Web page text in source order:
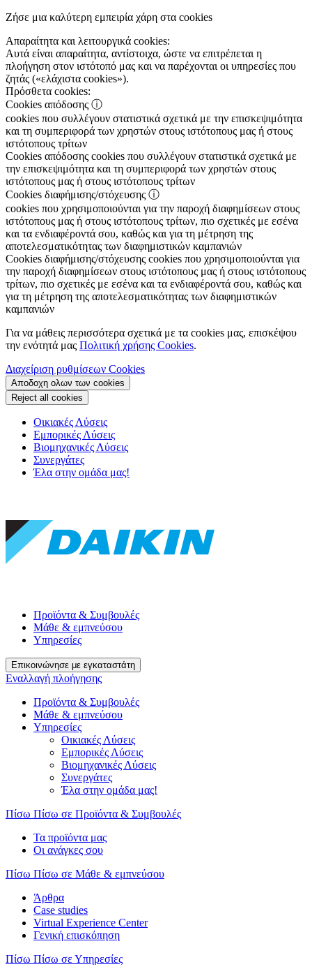
Ζήσε μια καλύτερη εμπειρία χάρη στα cookies
Απαραίτητα και λειτουργικά cookies:
Αυτά είναι απαραίτητα, αντίστοιχα, ώστε να επιτρέπεται η
πλοήγηση στον ιστότοπό μας και να παρέχονται οι υπηρεσίες που
ζητάς («ελάχιστα cookies»).
Πρόσθετα cookies:
Cookies απόδοσης ⓘ
cookies που συλλέγουν στατιστικά σχετικά με την επισκεψιμότητα
και τη συμπεριφορά των χρηστών στους ιστότοπους μας ή στους
ιστότοπους τρίτων
Cookies απόδοσης cookies που συλλέγουν στατιστικά σχετικά με
την επισκεψιμότητα και τη συμπεριφορά των χρηστών στους
ιστότοπους μας ή στους ιστότοπους τρίτων
Cookies διαφήμισης/στόχευσης ⓘ
cookies που χρησιμοποιούνται για την παροχή διαφημίσεων στους
ιστότοπους μας ή στους ιστότοπους τρίτων, πιο σχετικές με εσένα
και τα ενδιαφέροντά σου, καθώς και για τη μέτρηση της
αποτελεσματικότητας των διαφημιστικών καμπανιών
Cookies διαφήμισης/στόχευσης cookies που χρησιμοποιούνται για
την παροχή διαφημίσεων στους ιστότοπους μας ή στους ιστότοπους
τρίτων, πιο σχετικές με εσένα και τα ενδιαφέροντά σου, καθώς και
για τη μέτρηση της αποτελεσματικότητας των διαφημιστικών
καμπανιών
Για να μάθεις περισσότερα σχετικά με τα cookies μας, επισκέψου
την ενότητά μας Πολιτική χρήσης Cookies.
Διαχείριση ρυθμίσεων Cookies
Αποδοχη ολων των cookies
Reject all cookies
Οικιακές Λύσεις
Εμπορικές Λύσεις
Βιομηχανικές Λύσεις
Συνεργάτες
Έλα στην ομάδα μας!
Προϊόντα & Συμβουλές
Μάθε & εμπνεύσου
Υπηρεσίες
Επικοινώνησε με εγκαταστάτη
Εναλλαγή πλοήγησης
Προϊόντα & Συμβουλές
Μάθε & εμπνεύσου
Υπηρεσίες
Οικιακές Λύσεις
Εμπορικές Λύσεις
Βιομηχανικές Λύσεις
Συνεργάτες
Έλα στην ομάδα μας!
Πίσω Πίσω σε Προϊόντα & Συμβουλές
Τα προϊόντα μας
Οι ανάγκες σου
Πίσω Πίσω σε Μάθε & εμπνεύσου
Άρθρα
Case studies
Virtual Experience Center
Γενική επισκόπηση
Πίσω Πίσω σε Υπηρεσίες